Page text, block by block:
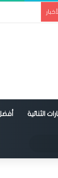
الأخبار
الثنائية
عن